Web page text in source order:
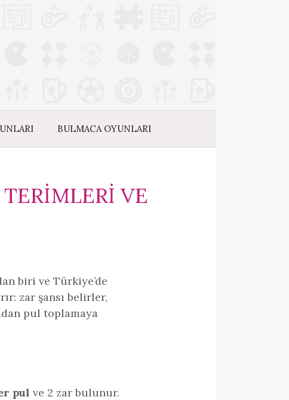
BULMACA OYUNLARI
VE
biri ve Türkiye’de
zar şansı belirler,
pul toplamaya
pul ve 2 zar bulunur.